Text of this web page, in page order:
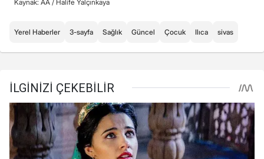
Kaynak: AA / Halife Yalçınkaya
Yerel Haberler 3-sayfa Sağlık Güncel Çocuk Ilıca sivas